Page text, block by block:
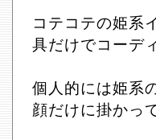
コテコテの姫系
具だけでコーデ
個人的には姫系
顔だけに掛かっ